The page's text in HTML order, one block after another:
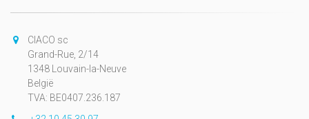
CIACO sc
Grand-Rue, 2/14
1348 Louvain-la-Neuve
België
TVA: BE0407.236.187